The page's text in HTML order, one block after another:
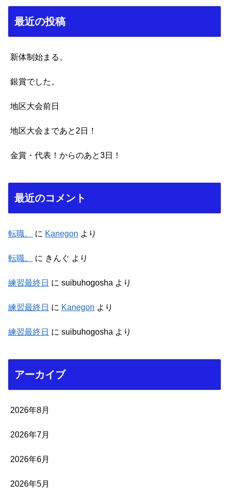
最近の投稿
新体制始まる。
銀賞でした。
地区大会前日
地区大会まであと2日！
金賞・代表！からのあと3日！
最近のコメント
転職。 に Kanegon より
転職。 に きんぐ より
練習最終日 に suibuhogosha より
練習最終日 に Kanegon より
練習最終日 に suibuhogosha より
アーカイブ
2026年8月
2026年7月
2026年6月
2026年5月